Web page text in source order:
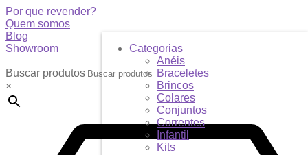
Por que revender?
Quem somos
Blog
Showroom
Buscar produtos
×
Categorias
Anéis
Braceletes
Brincos
Colares
Conjuntos
Correntes
Infantil
Kits